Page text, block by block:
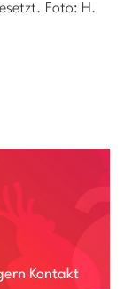
Foto: H.
Kontakt